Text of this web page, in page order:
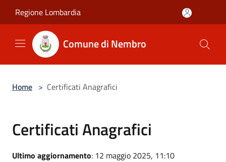
Regione Lombardia
Comune di Nembro
Home > Certificati Anagrafici
Certificati Anagrafici
Ultimo aggiornamento: 12 maggio 2025, 11:10